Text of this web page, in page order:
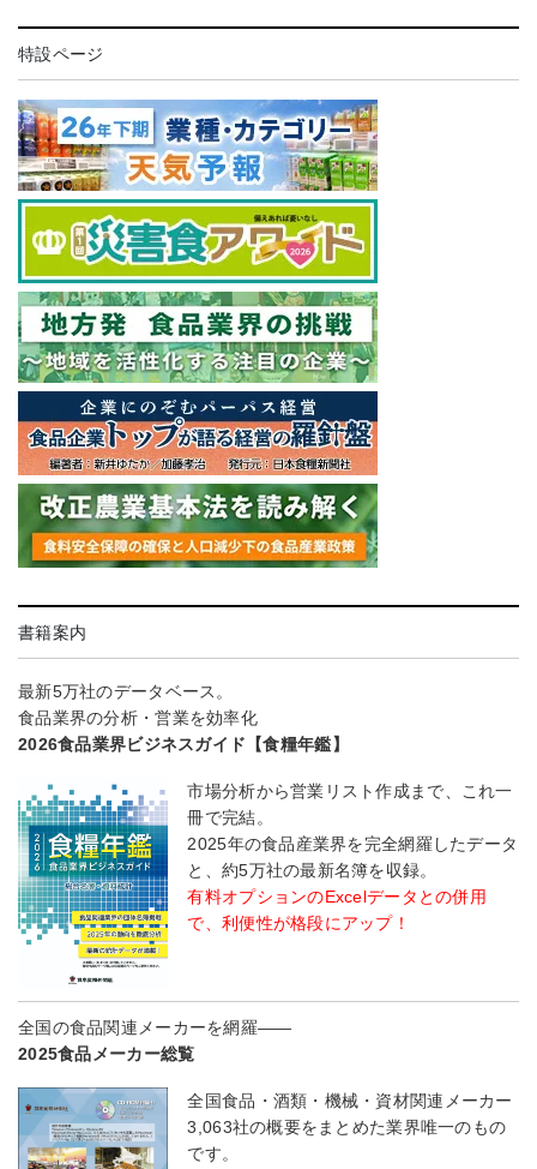
特設ページ
書籍案内
最新5万社のデータベース。
食品業界の分析・営業を効率化
2026食品業界ビジネスガイド【食糧年鑑】
市場分析から営業リスト作成まで、これ一
冊で完結。
2025年の食品産業界を完全網羅したデータ
と、約5万社の最新名簿を収録。
有料オプションのExcelデータとの併用
で、利便性が格段にアップ！
全国の食品関連メーカーを網羅――
2025食品メーカー総覧
全国食品・酒類・機械・資材関連メーカー
3,063社の概要をまとめた業界唯一のもの
です。